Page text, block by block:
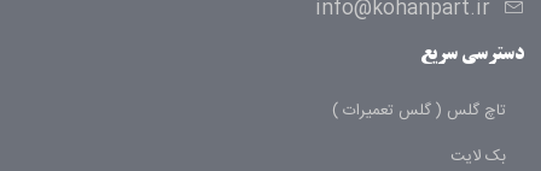
info@kohanpart.ir
دسترسی سریع
تاچ گلس ( گلس تعمیرات )
بک لایت